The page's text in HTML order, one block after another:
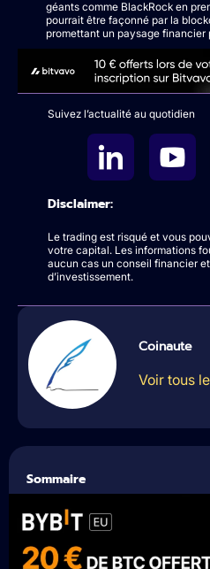
géants comme BlackRock en
pourrait être façonné par la
promettant un paysage financier
Suivez l’actualité au quotidien
Disclaimer:
Le trading est risqué et vous
votre capital. Les informations
aucun cas un conseil financier
d’investissement.
Coinaute
Voir tous
Sommaire